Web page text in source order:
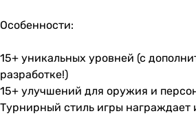
Особенности:
15+ уникальных уровней (с
разработке!)
15+ улучшений для оружия и
Турнирный стиль игры награждает